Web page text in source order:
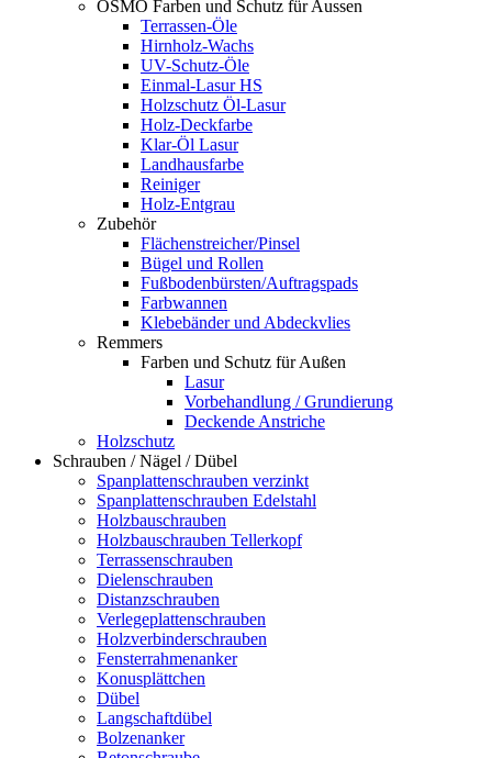
OSMO Farben und Schutz für Aussen
Terrassen-Öle
Hirnholz-Wachs
UV-Schutz-Öle
Einmal-Lasur HS
Holzschutz Öl-Lasur
Holz-Deckfarbe
Klar-Öl Lasur
Landhausfarbe
Reiniger
Holz-Entgrau
Zubehör
Flächenstreicher/Pinsel
Bügel und Rollen
Fußbodenbürsten/Auftragspads
Farbwannen
Klebebänder und Abdeckvlies
Remmers
Farben und Schutz für Außen
Lasur
Vorbehandlung / Grundierung
Deckende Anstriche
Holzschutz
Schrauben / Nägel / Dübel
Spanplattenschrauben verzinkt
Spanplattenschrauben Edelstahl
Holzbauschrauben
Holzbauschrauben Tellerkopf
Terrassenschrauben
Dielenschrauben
Distanzschrauben
Verlegeplattenschrauben
Holzverbinderschrauben
Fensterrahmenanker
Konusplättchen
Dübel
Langschaftdübel
Bolzenanker